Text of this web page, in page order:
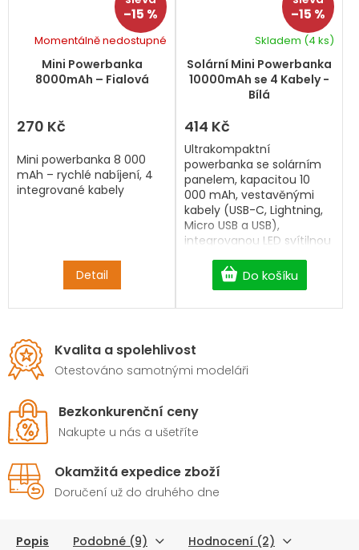
–15 %
Mini Powerbanka
8000mAh – Fialová
Momentálně nedostupné
270 Kč
Detail
Mini powerbanka 8 000
mAh – rychlé nabíjení, 4
integrované kabely
–15 %
Solární Mini Powerbanka
10000mAh se 4 Kabely -
Bílá
Skladem (4 ks)
414 Kč
Do košíku
Ultrakompaktní
powerbanka se solárním
panelem, kapacitou 10
000 mAh, vestavěnými
kabely (USB-C, Lightning,
Micro USB a USB),
integrovanou LED svítilnou
a solárním i USB
dobíjením.
Kvalita a spolehlivost
Otestováno samotnými modeláři
Bezkonkurenční ceny
Nakupte u nás a ušetříte
Okamžitá expedice zboží
Doručení už do druhého dne
Popis Podobné (9) Hodnocení (2)